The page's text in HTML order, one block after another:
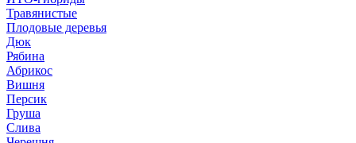
Травянистые
Плодовые деревья
Дюк
Рябина
Абрикос
Вишня
Персик
Груша
Слива